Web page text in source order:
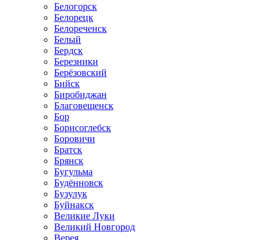
Белогорск
Белорецк
Белореченск
Белый
Бердск
Березники
Берёзовский
Бийск
Биробиджан
Благовещенск
Бор
Борисоглебск
Боровичи
Братск
Брянск
Бугульма
Будённовск
Бузулук
Буйнакск
Великие Луки
Великий Новгород
Верея